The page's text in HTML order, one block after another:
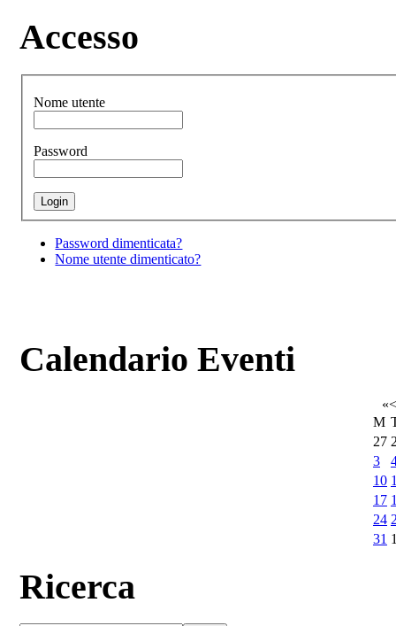
Accesso
Nome utente
Password
Password dimenticata?
Nome utente dimenticato?
Calendario Eventi
«<
M
27
3
10
17
24
31
Ricerca